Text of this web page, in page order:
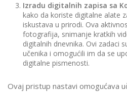
Izradu digitalnih zapisa sa
kako da koriste digitalne alate
iskustava u prirodi. Ova
fotografija, snimanje kratkih
digitalnih dnevnika. Ovi zadaci
učenika i omogućili im da se
digitalne pismenosti.
Ovaj pristup nastavi omogućava